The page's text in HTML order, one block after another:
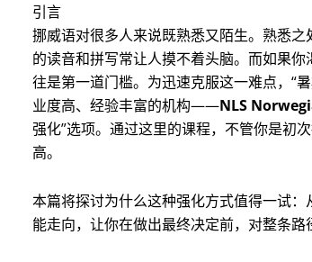
引言
挪威语对很多人来说既熟悉又陌生。熟悉
的读音和拼写常让人摸不着头脑。而如果
往是第一道门槛。为迅速克服这一难点，“
业度高、经验丰富的机构——NLS
强化”选项。通过这里的课程，不管你是初
高。
本篇将探讨为什么这种强化方式值得一试
能走向，让你在做出最终决定前，对整条路